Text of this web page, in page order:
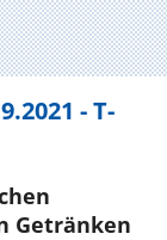
- T-
Getränken